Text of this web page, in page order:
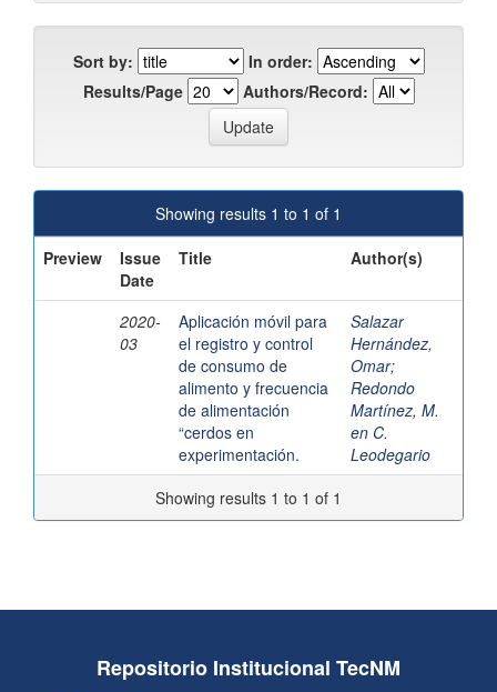
Sort by:
In order:
Results/Page
Authors/Record:
Showing results 1 to 1 of 1
Preview
Issue
Date
Title Author(s)
2020-
03
Aplicación móvil para
el registro y control
de consumo de
alimento y frecuencia
de alimentación
“cerdos en
experimentación.
Salazar
Hernández,
Omar;
Redondo
Martínez, M.
en C.
Leodegario
Showing results 1 to 1 of 1
Repositorio Institucional TecNM